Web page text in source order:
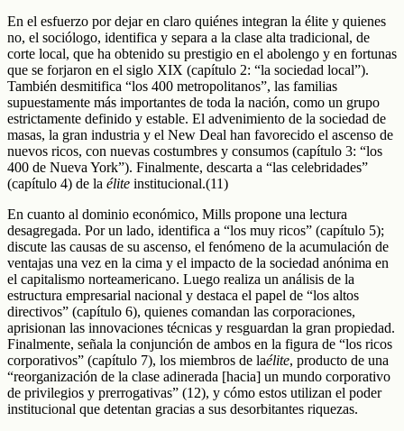
En el esfuerzo por dejar en claro quiénes integran la élite y quienes
no, el sociólogo, identifica y separa a la clase alta tradicional, de
corte local, que ha obtenido su prestigio en el abolengo y en fortunas
que se forjaron en el siglo XIX (capítulo 2: “la sociedad local”).
También desmitifica “los 400 metropolitanos”, las familias
supuestamente más importantes de toda la nación, como un grupo
estrictamente definido y estable. El advenimiento de la sociedad de
masas, la gran industria y el New Deal han favorecido el ascenso de
nuevos ricos, con nuevas costumbres y consumos (capítulo 3: “los
400 de Nueva York”). Finalmente, descarta a “las celebridades”
(capítulo 4) de la élite institucional.(11)
En cuanto al dominio económico, Mills propone una lectura
desagregada. Por un lado, identifica a “los muy ricos” (capítulo 5);
discute las causas de su ascenso, el fenómeno de la acumulación de
ventajas una vez en la cima y el impacto de la sociedad anónima en
el capitalismo norteamericano. Luego realiza un análisis de la
estructura empresarial nacional y destaca el papel de “los altos
directivos” (capítulo 6), quienes comandan las corporaciones,
aprisionan las innovaciones técnicas y resguardan la gran propiedad.
Finalmente, señala la conjunción de ambos en la figura de “los ricos
corporativos” (capítulo 7), los miembros de laélite, producto de una
“reorganización de la clase adinerada [hacia] un mundo corporativo
de privilegios y prerrogativas” (12), y cómo estos utilizan el poder
institucional que detentan gracias a sus desorbitantes riquezas.